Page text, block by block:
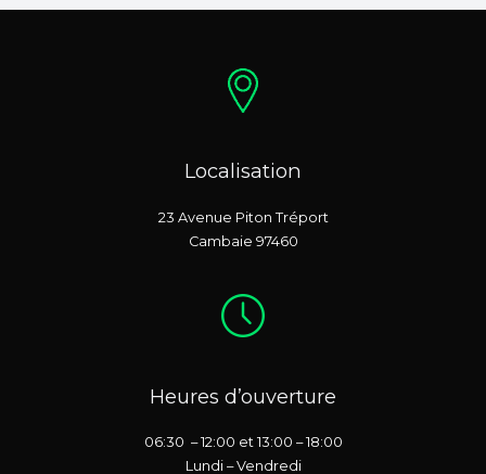
Localisation
23 Avenue Piton Tréport
Cambaie 97460
Heures d’ouverture
06:30 – 12:00 et 13:00 – 18:00
Lundi – Vendredi